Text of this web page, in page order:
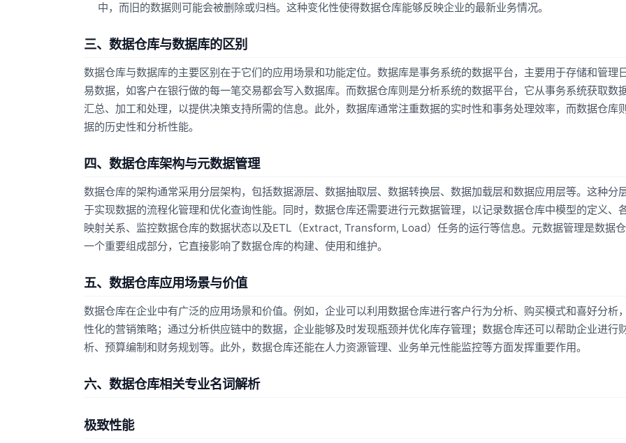
中，而旧的数据则可能会被删除或归档。这种变化性使得数据仓库能够反映企业的最新业务情况。
三、数据仓库与数据库的区别
数据仓库与数据库的主要区别在于它们的应用场景和功能定位。数据库是事务系统的数据平台，主要用于存储和管理
易数据，如客户在银行做的每一笔交易都会写入数据库。而数据仓库则是分析系统的数据平台，它从事务系统获取数
汇总、加工和处理，以提供决策支持所需的信息。此外，数据库通常注重数据的实时性和事务处理效率，而数据仓库
据的历史性和分析性能。
四、数据仓库架构与元数据管理
数据仓库的架构通常采用分层架构，包括数据源层、数据抽取层、数据转换层、数据加载层和数据应用层等。这种分
于实现数据的流程化管理和优化查询性能。同时，数据仓库还需要进行元数据管理，以记录数据仓库中模型的定义、
映射关系、监控数据仓库的数据状态以及ETL（Extract, Transform, Load）任务的运行等信息。元数据管理是数据
一个重要组成部分，它直接影响了数据仓库的构建、使用和维护。
五、数据仓库应用场景与价值
数据仓库在企业中有广泛的应用场景和价值。例如，企业可以利用数据仓库进行客户行为分析、购买模式和喜好分析
性化的营销策略；通过分析供应链中的数据，企业能够及时发现瓶颈并优化库存管理；数据仓库还可以帮助企业进行
析、预算编制和财务规划等。此外，数据仓库还能在人力资源管理、业务单元性能监控等方面发挥重要作用。
六、数据仓库相关专业名词解析
极致性能